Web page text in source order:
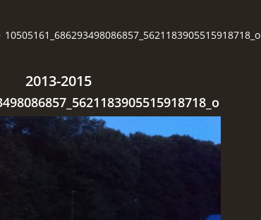
10505161_686293498086857_5621183905515918718_o
2013-2015